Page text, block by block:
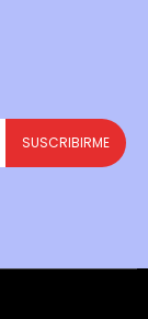
SUSCRIBIRME